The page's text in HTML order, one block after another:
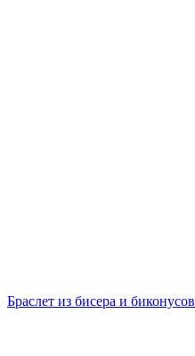
Браслет из бисера и биконусов